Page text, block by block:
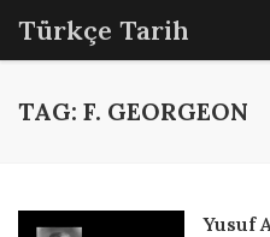
Türkçe Tarih
TAG: F. GEORGEON
Yusuf